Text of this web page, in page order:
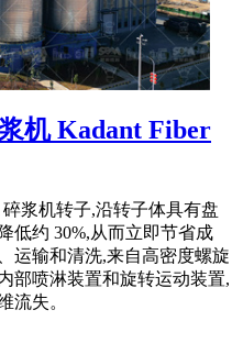
机 Kadant Fiber
浆机转子,沿转子体具有盘
低约 30%,从而立即节省成
运输和清洗,来自高密度螺旋
部喷淋装置和旋转运动装置,
流失。